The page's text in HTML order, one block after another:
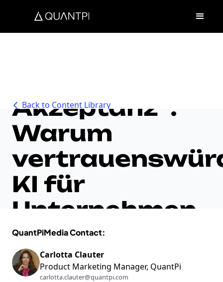
Back to Content Library
Akzeptanz“:
Warum
KI für
Unternehmen
unverzichtbar
ist
QuantPiMedia Contact:
Carlotta Clauter
Product Marketing Manager, QuantPi
carlotta.clauter@quantpi.com